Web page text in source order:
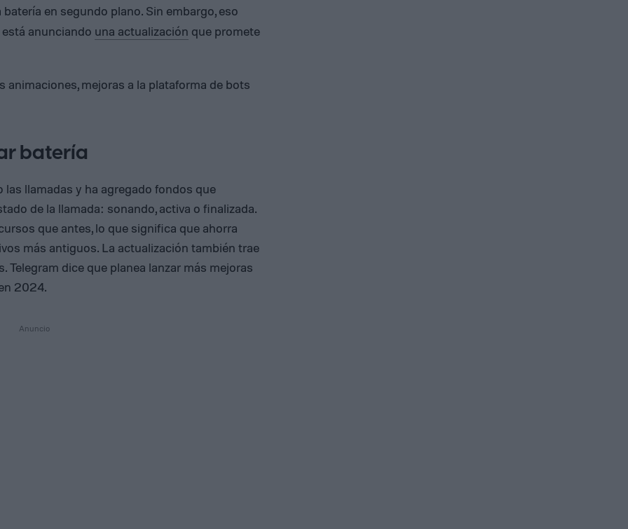
en segundo plano. Sin embargo, eso
anunciando una actualización que promete
animaciones, mejoras a la plataforma de bots
batería
llamadas y ha agregado fondos que
de la llamada: sonando, activa o finalizada.
que antes, lo que significa que ahorra
más antiguos. La actualización también trae
Telegram dice que planea lanzar más mejoras
2024.